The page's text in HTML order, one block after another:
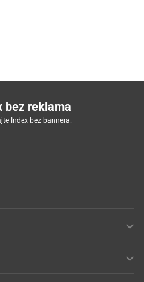
bez reklama
Index bez bannera.